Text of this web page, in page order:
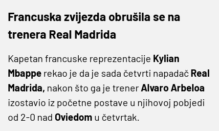
Francuska zvijezda obrušila se na
trenera Real Madrida
Kapetan francuske reprezentacije Kylian
Mbappe rekao je da je sada četvrti napadač Real
Madrida, nakon što ga je trener Alvaro Arbeloa
izostavio iz početne postave u njihovoj pobjedi
od 2-0 nad Oviedom u četvrtak.